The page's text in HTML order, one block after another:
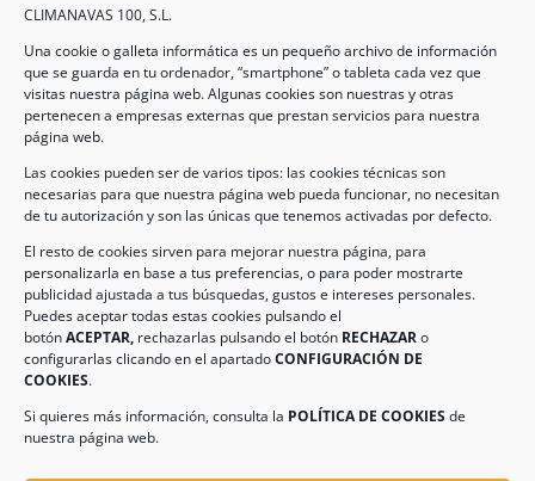
CLIMANAVAS 100, S.L.
Una cookie o galleta informática es un pequeño archivo de información
que se guarda en tu ordenador, “smartphone” o tableta cada vez que
visitas nuestra página web. Algunas cookies son nuestras y otras
pertenecen a empresas externas que prestan servicios para nuestra
página web.
Las cookies pueden ser de varios tipos: las cookies técnicas son
necesarias para que nuestra página web pueda funcionar, no necesitan
de tu autorización y son las únicas que tenemos activadas por defecto.
El resto de cookies sirven para mejorar nuestra página, para
personalizarla en base a tus preferencias, o para poder mostrarte
publicidad ajustada a tus búsquedas, gustos e intereses personales.
Puedes aceptar todas estas cookies pulsando el
botónACEPTAR, rechazarlas pulsando el botón RECHAZARo
configurarlas clicando en el apartadoCONFIGURACIÓN DE
COOKIES.
Si quieres más información, consulta la POLÍTICA DE COOKIESde
nuestra página web.
Legal
AVISO LEGAL
POLÍTICA DE COOKIES
Información de Contacto
Dirección:
Navas de Jorquera – Albacete (España)
Tel:(+34) 967 48 22 15